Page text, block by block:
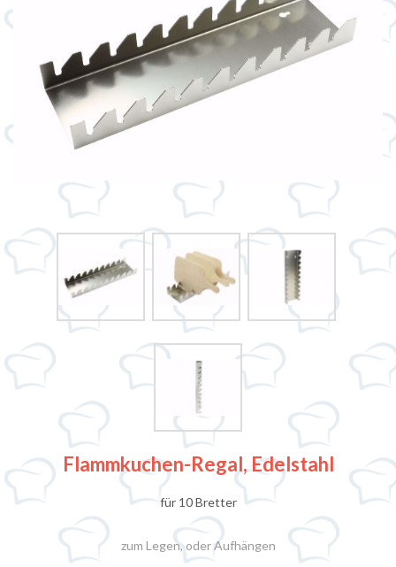
Flammkuchen-Regal, Edelstahl
für 10 Bretter
zum Legen, oder Aufhängen